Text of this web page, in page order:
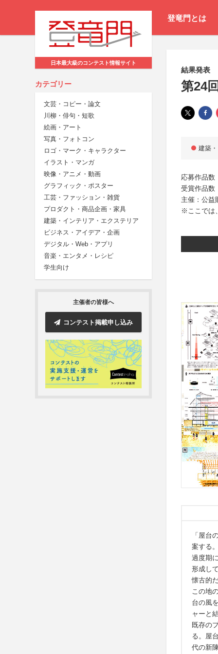
登竜門とは
日本最大級のコンテスト情報サイト
カテゴリー
文芸・コピー・論文
川柳・俳句・短歌
絵画・アート
写真・フォトコン
ロゴ・マーク・キャラクター
イラスト・マンガ
映像・アニメ・動画
グラフィック・ポスター
工芸・ファッション・雑貨
プロダクト・商品企画・家具
建築・インテリア・エクステリア
ビジネス・アイデア・企画
デジタル・Web・アプリ
音楽・エンタメ・レシピ
学生向け
主催者の皆様へ
コンテスト掲載申し込み
結果発表
第24
建築
応募作品数
受賞作品数
主催：公益
※ここでは
「屋台
案する
過度期
形成し
懐古的
この地
台の風
ャーと
既存の
る。屋
代の新